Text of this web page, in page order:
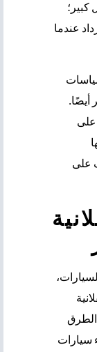
كبير؛
عندما
أيضًا.
على
على
سيارات